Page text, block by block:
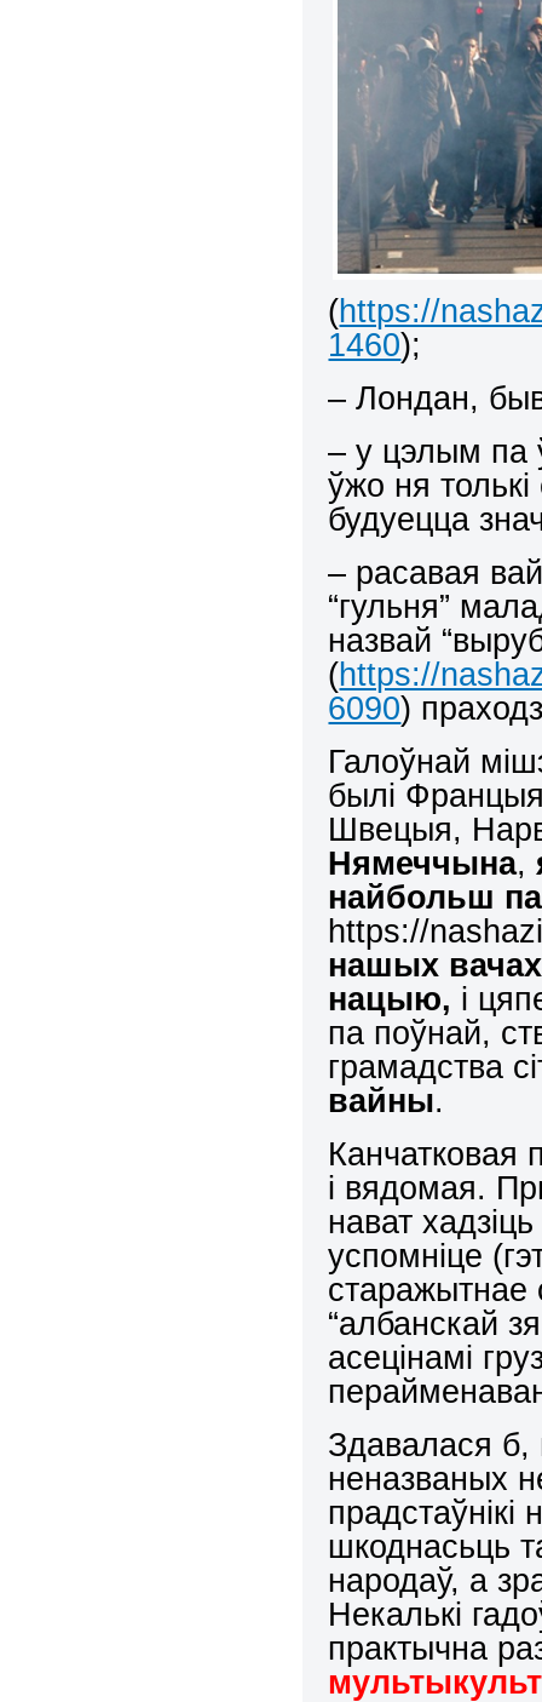
(https://
1460);
– Лондан,
– у цэлым па
ўжо ня
будуецца
– расавая
“гульня”
назвай
(https://
6090)
Галоўнай
былі
Швецыя,
Нямеччына,
найбольш
https://
нашых
нацыю, і
па поўнай,
грамадства
вайны.
Канчатковая
і вядомая.
нават
успомніце
старажытнае
“албанскай
асецінамі
Здавалася б,
неназваных
шкоднасьць
народаў, а
Некалькі
практычна